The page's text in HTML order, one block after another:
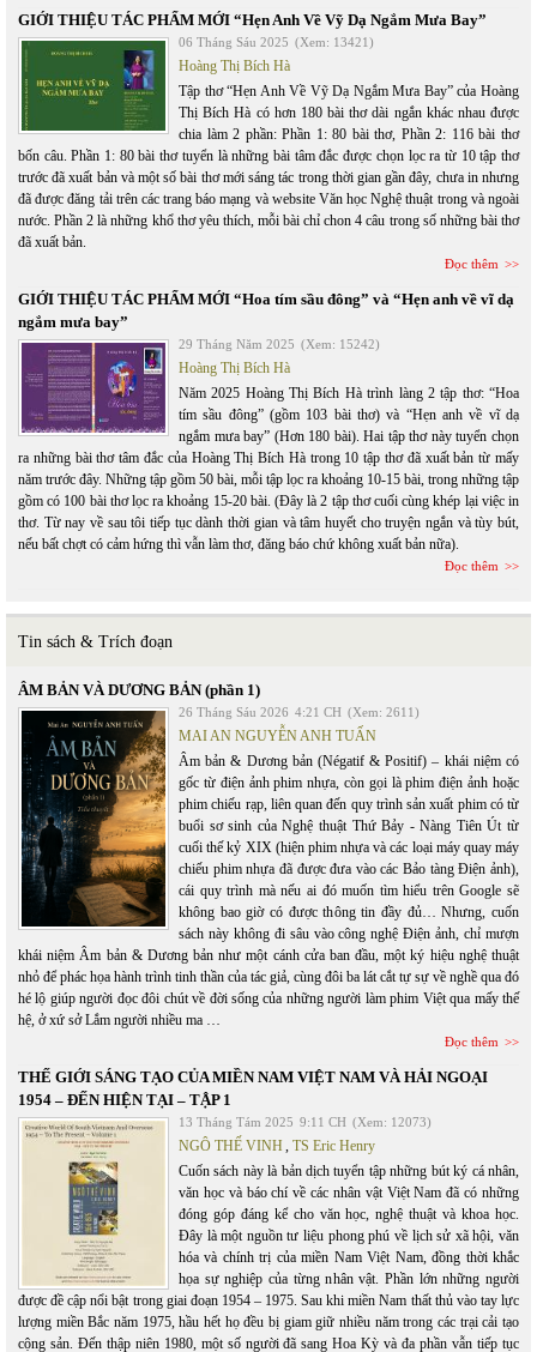
GIỚI THIỆU TÁC PHẨM MỚI “Hẹn Anh Về Vỹ Dạ Ngắm Mưa Bay”
06 Tháng Sáu 2025 (Xem: 13421)
Hoàng Thị Bích Hà
Tập thơ “Hẹn Anh Về Vỹ Dạ Ngắm Mưa Bay” của Hoàng
Thị Bích Hà có hơn 180 bài thơ dài ngắn khác nhau được
chia làm 2 phần: Phần 1: 80 bài thơ, Phần 2: 116 bài thơ
bốn câu. Phần 1: 80 bài thơ tuyển là những bài tâm đắc được chọn lọc ra từ 10 tập thơ
trước đã xuất bản và một số bài thơ mới sáng tác trong thời gian gần đây, chưa in nhưng
đã được đăng tải trên các trang báo mạng và website Văn học Nghệ thuật trong và ngoài
nước. Phần 2 là những khổ thơ yêu thích, mỗi bài chỉ chon 4 câu trong số những bài thơ
đã xuất bản.
Đọc thêm
GIỚI THIỆU TÁC PHẨM MỚI “Hoa tím sầu đông” và “Hẹn anh về vĩ dạ
ngắm mưa bay”
29 Tháng Năm 2025 (Xem: 15242)
Hoàng Thị Bích Hà
Năm 2025 Hoàng Thị Bích Hà trình làng 2 tập thơ: “Hoa
tím sầu đông” (gồm 103 bài thơ) và “Hẹn anh về vĩ dạ
ngắm mưa bay” (Hơn 180 bài). Hai tập thơ này tuyển chọn
ra những bài thơ tâm đắc của Hoàng Thị Bích Hà trong 10 tập thơ đã xuất bản từ mấy
năm trước đây. Những tập gồm 50 bài, mỗi tập lọc ra khoảng 10-15 bài, trong những tập
gồm có 100 bài thơ lọc ra khoảng 15-20 bài. (Đây là 2 tập thơ cuối cùng khép lại việc in
thơ. Từ nay về sau tôi tiếp tục dành thời gian và tâm huyết cho truyện ngắn và tùy bút,
nếu bất chợt có cảm hứng thì vẫn làm thơ, đăng báo chứ không xuất bản nữa).
Đọc thêm
Tin sách & Trích đoạn
ÂM BẢN VÀ DƯƠNG BẢN (phần 1)
26 Tháng Sáu 2026 4:21 CH (Xem: 2611)
MAI AN NGUYỄN ANH TUẤN
Âm bản & Dương bản (Négatif & Positif) – khái niệm có
gốc từ điện ảnh phim nhựa, còn gọi là phim điện ảnh hoặc
phim chiếu rạp, liên quan đến quy trình sản xuất phim có từ
buổi sơ sinh của Nghệ thuật Thứ Bảy - Nàng Tiên Út từ
cuối thế kỷ XIX (hiện phim nhựa và các loại máy quay máy
chiếu phim nhựa đã được đưa vào các Bảo tàng Điện ảnh),
cái quy trình mà nếu ai đó muốn tìm hiểu trên Google sẽ
không bao giờ có được thông tin đầy đủ… Nhưng, cuốn
sách này không đi sâu vào công nghệ Điện ảnh, chỉ mượn
khái niệm Âm bản & Dương bản như một cánh cửa ban đầu, một ký hiệu nghệ thuật
nhỏ để phác họa hành trình tinh thần của tác giả, cùng đôi ba lát cắt tự sự về nghề qua đó
hé lộ giúp người đọc đôi chút về đời sống của những người làm phim Việt qua mấy thế
hệ, ở xứ sở Lắm người nhiều ma …
Đọc thêm
THẾ GIỚI SÁNG TẠO CỦA MIỀN NAM VIỆT NAM VÀ HẢI NGOẠI
1954 – ĐẾN HIỆN TẠI – TẬP 1
13 Tháng Tám 2025 9:11 CH (Xem: 12073)
NGÔ THẾ VINH, TS Eric Henry
Cuốn sách này là bản dịch tuyển tập những bút ký cá nhân,
văn học và báo chí về các nhân vật Việt Nam đã có những
đóng góp đáng kể cho văn học, nghệ thuật và khoa học.
Đây là một nguồn tư liệu phong phú về lịch sử xã hội, văn
hóa và chính trị của miền Nam Việt Nam, đồng thời khắc
họa sự nghiệp của từng nhân vật. Phần lớn những người
được đề cập nổi bật trong giai đoạn 1954 – 1975. Sau khi miền Nam thất thủ vào tay lực
lượng miền Bắc năm 1975, hầu hết họ đều bị giam giữ nhiều năm trong các trại cải tạo
cộng sản. Đến thập niên 1980, một số người đã sang Hoa Kỳ và đa phần vẫn tiếp tục